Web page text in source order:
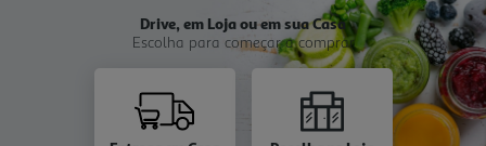
Drive, em Loja ou em sua Casa
Escolha para começar a comprar